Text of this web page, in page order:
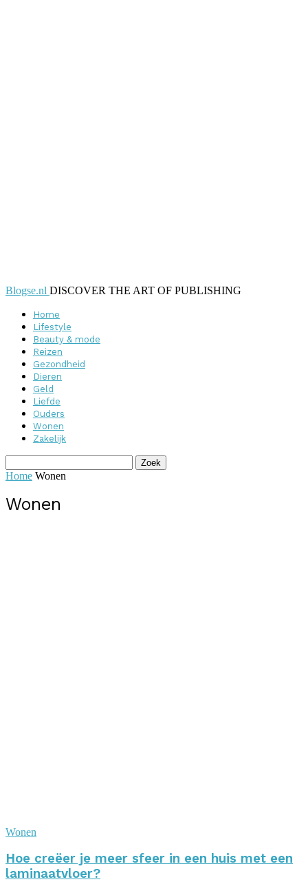
Blogse.nl DISCOVER THE ART OF PUBLISHING
Home
Lifestyle
Beauty & mode
Reizen
Gezondheid
Dieren
Geld
Liefde
Ouders
Wonen
Zakelijk
Home Wonen
Wonen
Wonen
Hoe creëer je meer sfeer in een huis met een
laminaatvloer?